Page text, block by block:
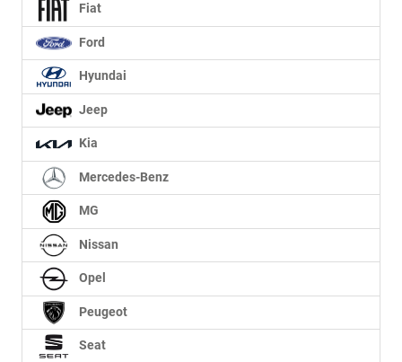
Fiat
Ford
Hyundai
Jeep
Kia
Mercedes-Benz
MG
Nissan
Opel
Peugeot
Seat